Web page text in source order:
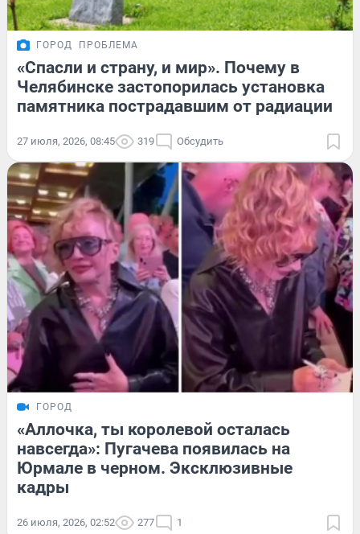
ГОРОД ПРОБЛЕМА
«Спасли и страну, и мир». Почему в
Челябинске застопорилась установка
памятника пострадавшим от радиации
27 июля, 2026, 08:45 319 Обсудить
ГОРОД
«Аллочка, ты королевой осталась
навсегда»: Пугачева появилась на
Юрмале в черном. Эксклюзивные
кадры
26 июля, 2026, 02:52 277 1